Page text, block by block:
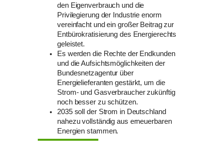
den Eigenverbrauch und die
Privilegierung der Industrie enorm
vereinfacht und ein großer Beitrag zur
Entbürokratisierung des Energierechts
geleistet.
Es werden die Rechte der Endkunden
und die Aufsichtsmöglichkeiten der
Bundesnetzagentur über
Energielieferanten gestärkt, um die
Strom- und Gasverbraucher zukünftig
noch besser zu schützen.
2035 soll der Strom in Deutschland
nahezu vollständig aus erneuerbaren
Energien stammen.